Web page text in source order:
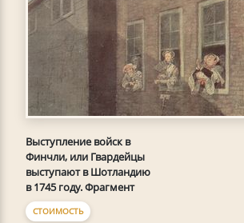
Выступление войск в
Финчли, или Гвардейцы
выступают в Шотландию
в 1745 году. Фрагмент
СТОИМОСТЬ